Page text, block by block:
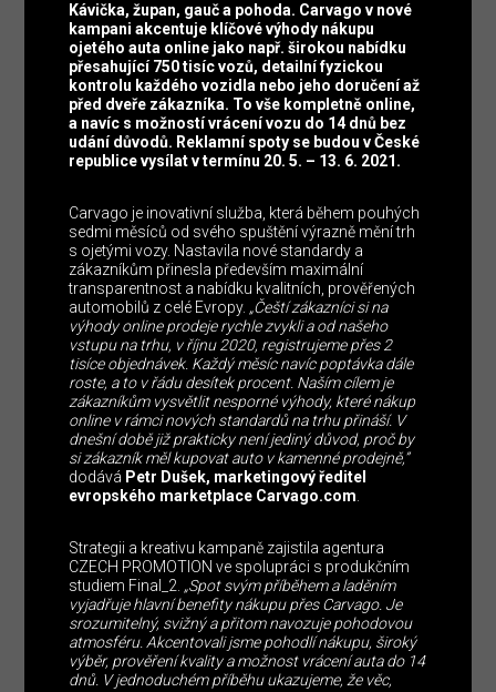
Kávička, župan, gauč a pohoda. Carvago v nové
kampani akcentuje klíčové výhody nákupu
ojetého auta online jako např. širokou nabídku
přesahující 750 tisíc vozů, detailní fyzickou
kontrolu každého vozidla nebo jeho doručení až
před dveře zákazníka. To vše kompletně online,
a navíc s možností vrácení vozu do 14 dnů bez
udání důvodů. Reklamní spoty se budou v České
republice vysílat v termínu 20. 5. – 13. 6. 2021.
Carvago je inovativní služba, která během pouhých
sedmi měsíců od svého spuštění výrazně mění trh
s ojetými vozy. Nastavila nové standardy a
zákazníkům přinesla především maximální
transparentnost a nabídku kvalitních, prověřených
automobilů z celé Evropy. „Čeští zákazníci si na
výhody online prodeje rychle zvykli a od našeho
vstupu na trhu, v říjnu 2020, registrujeme přes 2
tisíce objednávek. Každý měsíc navíc poptávka dále
roste, a to v řádu desítek procent. Naším cílem je
zákazníkům vysvětlit nesporné výhody, které nákup
online v rámci nových standardů na trhu přináší. V
dnešní době již prakticky není jediný důvod, proč by
si zákazník měl kupovat auto v kamenné prodejně,”
dodává Petr Dušek, marketingový ředitel
evropského marketplace Carvago.com.
Strategii a kreativu kampaně zajistila agentura
CZECH PROMOTION ve spolupráci s produkčním
studiem Final_2. „Spot svým příběhem a laděním
vyjadřuje hlavní benefity nákupu přes Carvago. Je
srozumitelný, svižný a přitom navozuje pohodovou
atmosféru. Akcentovali jsme pohodlí nákupu, široký
výběr, prověření kvality a možnost vrácení auta do 14
dnů. V jednoduchém příběhu ukazujeme, že věc,